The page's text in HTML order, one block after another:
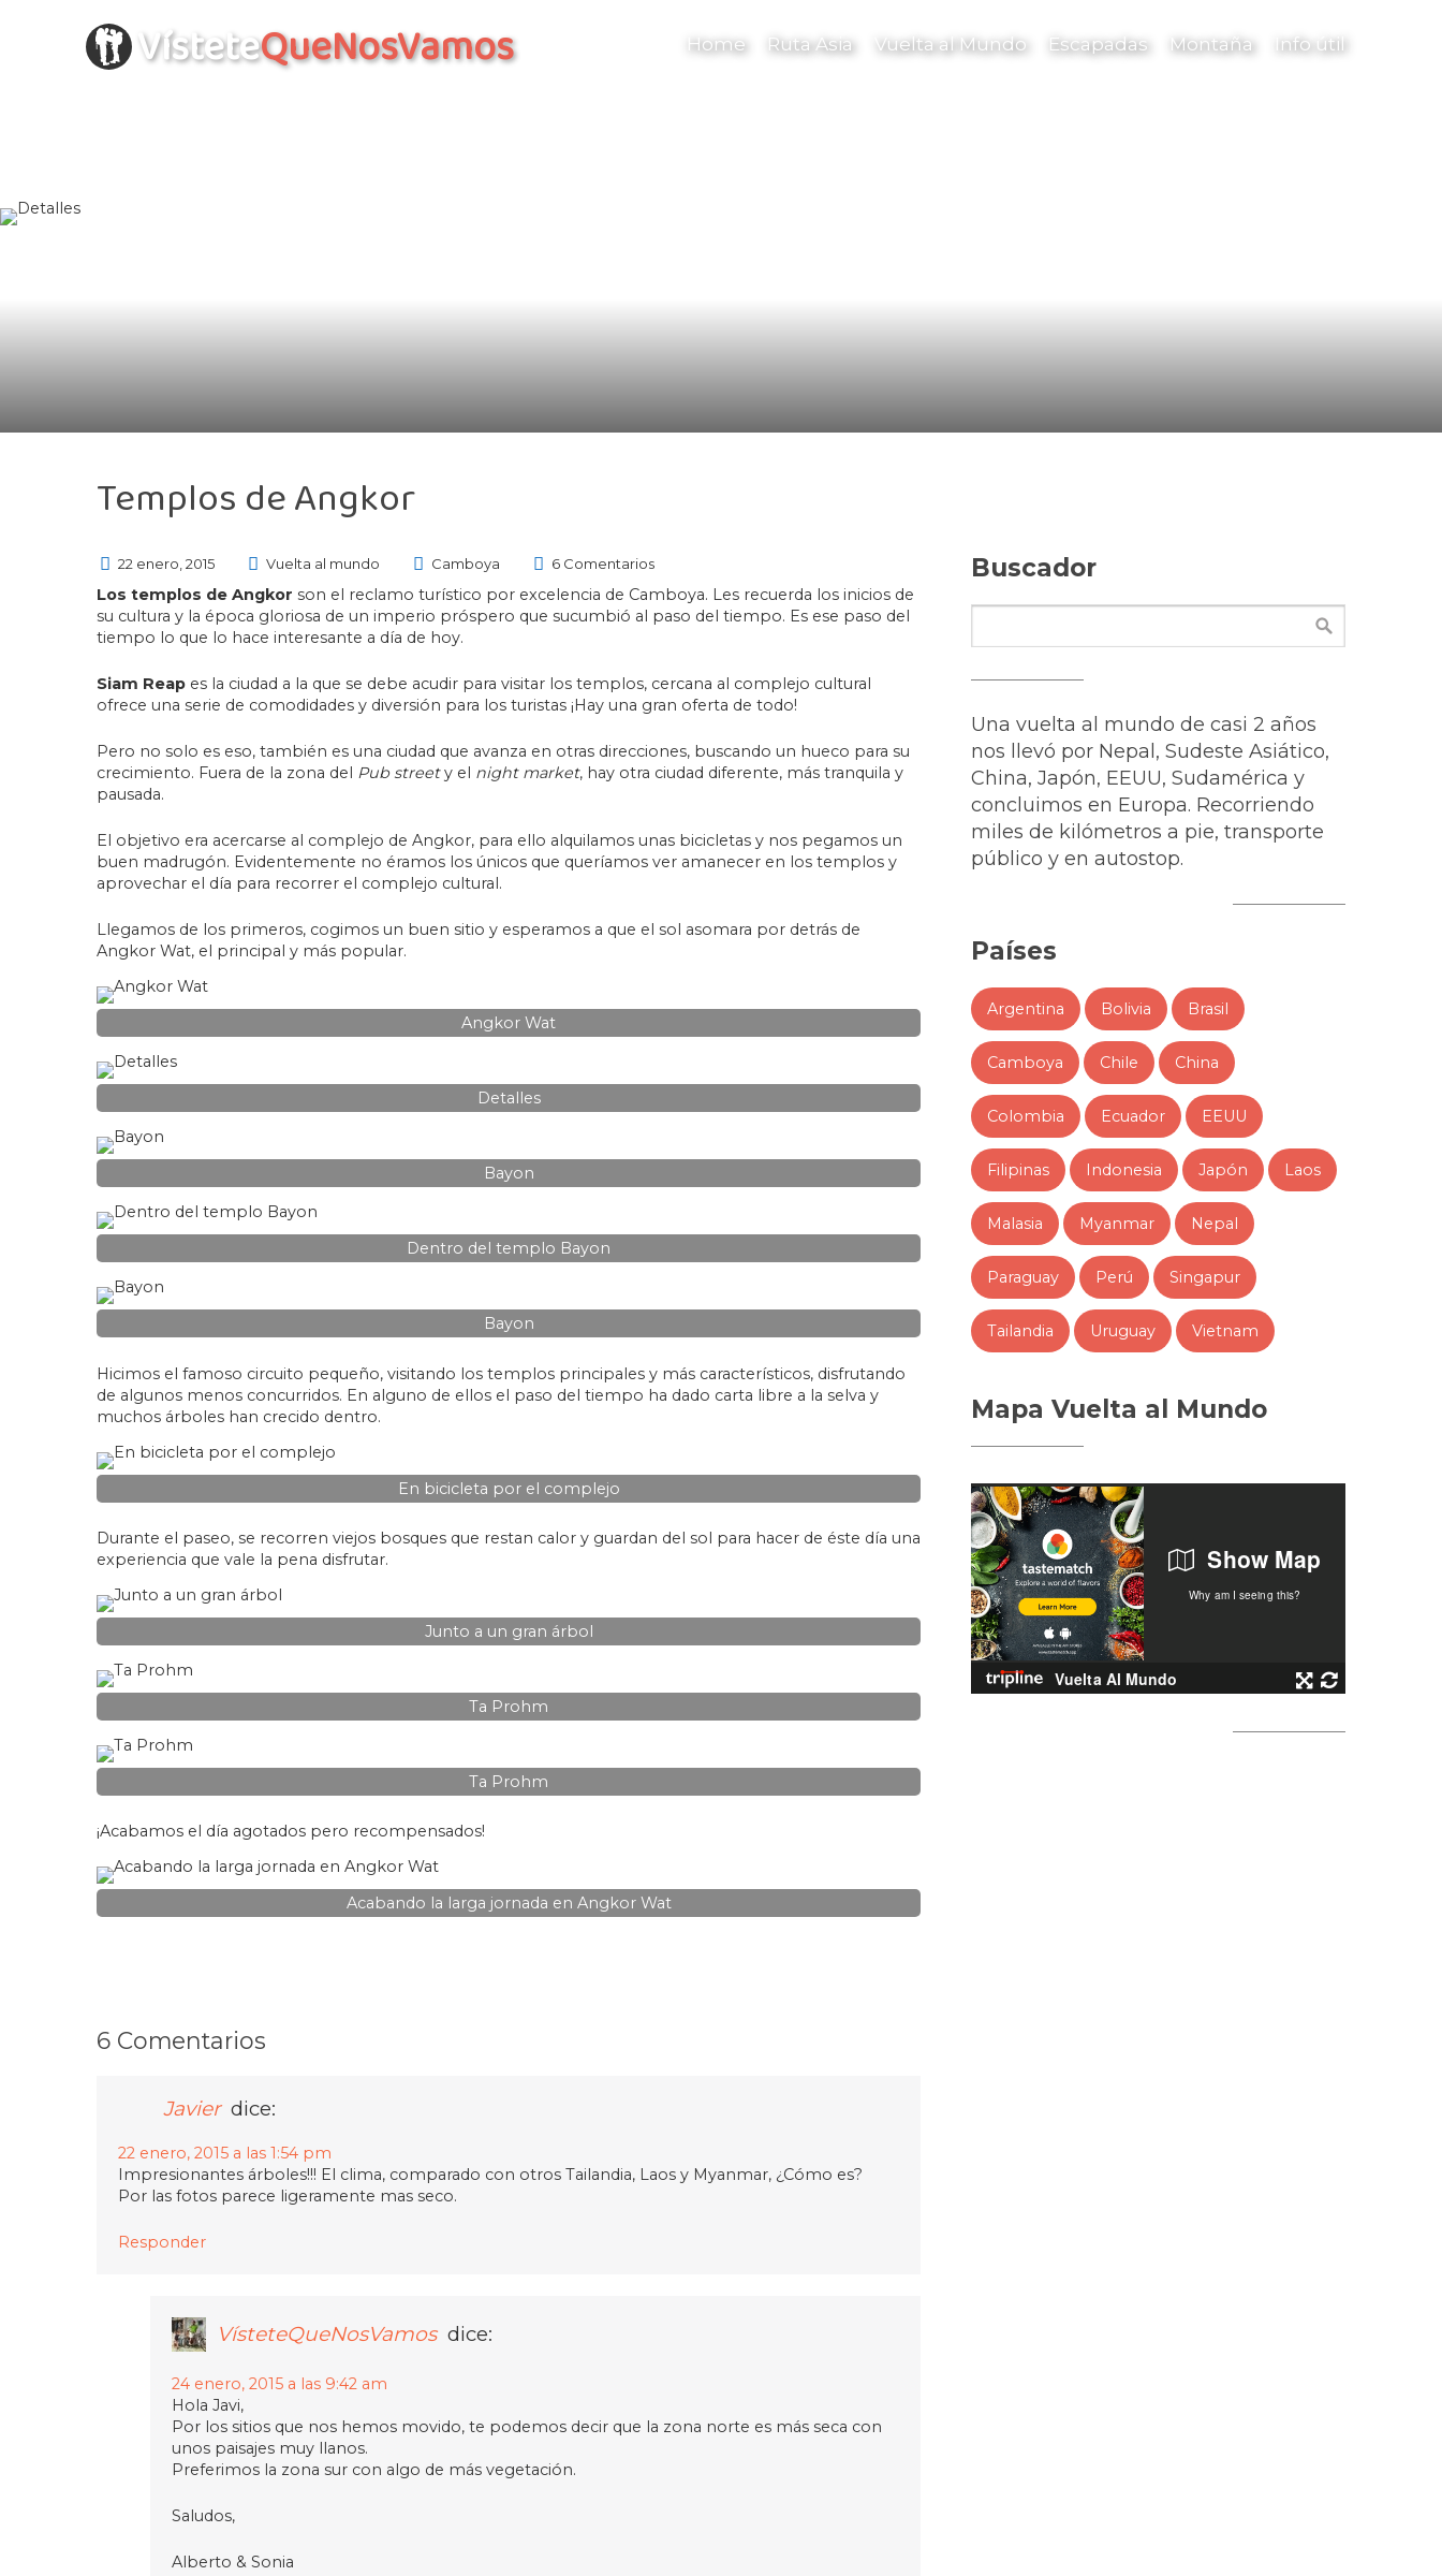
VísteteQueNosVamos Home Ruta Asia Vuelta al Mundo Escapadas Montaña Info útil
Templos de Angkor
22 enero, 2015 Vuelta al mundo Camboya 6 Comentarios
Los templos de Angkor son el reclamo turístico por excelencia de Camboya. Les recuerda los inicios de
su cultura y la época gloriosa de un imperio próspero que sucumbió al paso del tiempo. Es ese paso del
tiempo lo que lo hace interesante a día de hoy.
Siam Reap es la ciudad a la que se debe acudir para visitar los templos, cercana al complejo cultural
ofrece una serie de comodidades y diversión para los turistas ¡Hay una gran oferta de todo!
Pero no solo es eso, también es una ciudad que avanza en otras direcciones, buscando un hueco para su
crecimiento. Fuera de la zona del Pub streety el night market, hay otra ciudad diferente, más tranquila y
pausada.
El objetivo era acercarse al complejo de Angkor, para ello alquilamos unas bicicletas y nos pegamos un
buen madrugón. Evidentemente no éramos los únicos que queríamos ver amanecer en los templos y
aprovechar el día para recorrer el complejo cultural.
Llegamos de los primeros, cogimos un buen sitio y esperamos a que el sol asomara por detrás de
Angkor Wat, el principal y más popular.
Angkor Wat
Detalles
Bayon
Dentro del templo Bayon
Bayon
Hicimos el famoso circuito pequeño, visitando los templos principales y más característicos, disfrutando
de algunos menos concurridos. En alguno de ellos el paso del tiempo ha dado carta libre a la selva y
muchos árboles han crecido dentro.
En bicicleta por el complejo
Durante el paseo, se recorren viejos bosques que restan calor y guardan del sol para hacer de éste día una
experiencia que vale la pena disfrutar.
Junto a un gran árbol
Ta Prohm
Ta Prohm
¡Acabamos el día agotados pero recompensados!
Acabando la larga jornada en Angkor Wat
6 Comentarios
Javier dice:
22 enero, 2015 a las 1:54 pm
Impresionantes árboles!!! El clima, comparado con otros Tailandia, Laos y Myanmar, ¿Cómo es?
Por las fotos parece ligeramente mas seco.
Responder
VísteteQueNosVamos dice:
24 enero, 2015 a las 9:42 am
Hola Javi,
Por los sitios que nos hemos movido, te podemos decir que la zona norte es más seca con
unos paisajes muy llanos.
Preferimos la zona sur con algo de más vegetación.
Saludos,
Alberto & Sonia
Buscador
Una vuelta al mundo de casi 2 años
nos llevó por Nepal, Sudeste Asiático,
China, Japón, EEUU, Sudamérica y
concluimos en Europa. Recorriendo
miles de kilómetros a pie, transporte
público y en autostop.
Países
Argentina Bolivia Brasil
Camboya Chile China
Colombia Ecuador EEUU
Filipinas Indonesia Japón Laos
Malasia Myanmar Nepal
Paraguay Perú Singapur
Tailandia Uruguay Vietnam
Mapa Vuelta al Mundo